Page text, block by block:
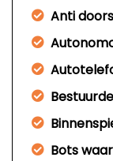
Anti
Bots